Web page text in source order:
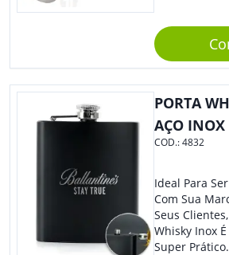
Adorar.
PORTA
AÇO INOX
COD.:4832
Ideal Para
Com Sua
Seus
Whisky Inox
Super